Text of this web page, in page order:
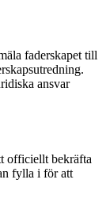
faderskapet till
ansvar
officiellt bekräfta
fylla i för att